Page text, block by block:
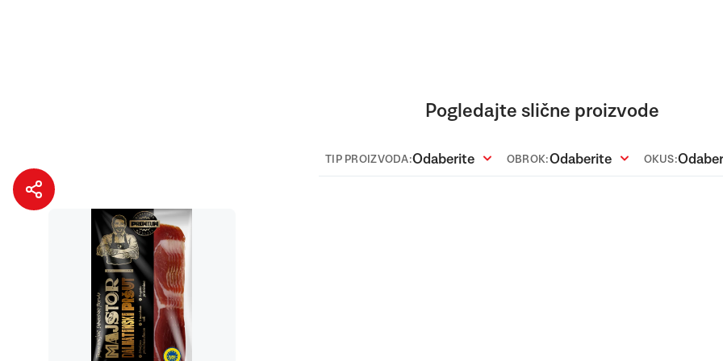
Pogledajte slične proizvode
TIP PROIZVODA:Odaberite OBROK:Odaberite OKUS: